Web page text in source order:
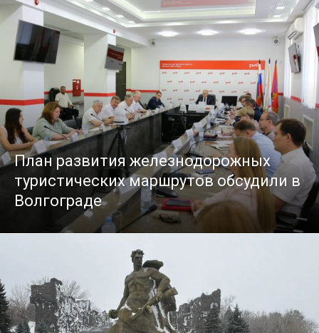
План развития железнодорожных
туристических маршрутов обсудили в
Волгограде